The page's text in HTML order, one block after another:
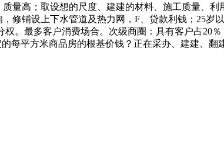
量高；取设想的尺度、建建的材料、施工质量、
修铺设上下水管道及热力网，F、贷款利钱；25岁
。最多客户消费场合。次级商圈：具有客户占20
每平方米商品房的根基价钱？正在采办、建建、翻